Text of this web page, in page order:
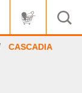
CASCADIA